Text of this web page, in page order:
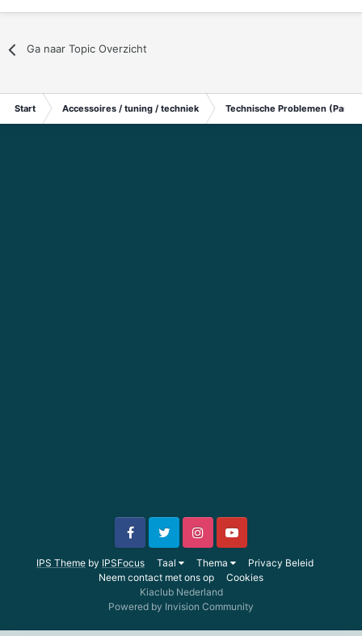
Ga naar Topic Overzicht
Start Accessoires / tuning / techniek Technische Problemen
IPS Theme by IPSFocus Taal Thema
Privacy Beleid
Neem contact met ons op
Cookies
Kiaclub Nederland
Powered by Invision Community